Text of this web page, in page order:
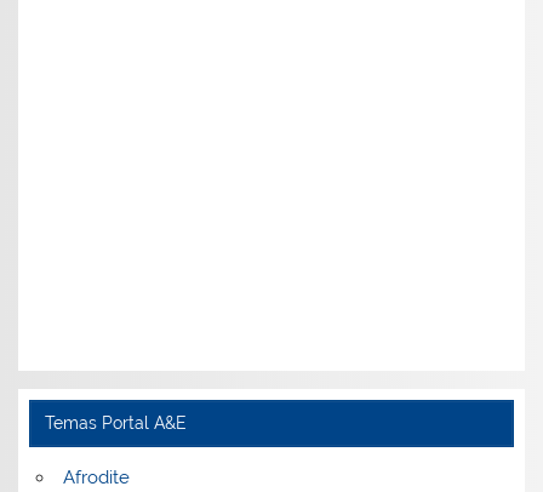
Temas Portal A&E
Afrodite